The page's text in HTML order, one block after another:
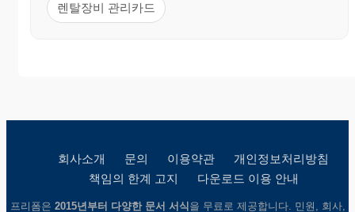
렌탈장비 관리카드
회사소개 문의 이용약관
개인정보처리방침
책임의 한계 고지
다운로드 이용 안내
프리폼은 2015년부터 다양한 문서 서식 을 무료로 제공합니다. 민원, 회사,